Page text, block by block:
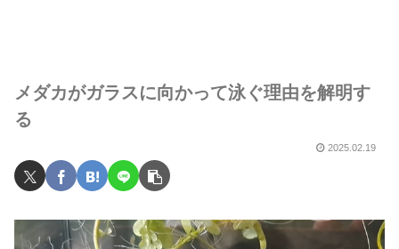
メダカがガラスに向かって泳ぐ理由を解明す
る
2025.02.19